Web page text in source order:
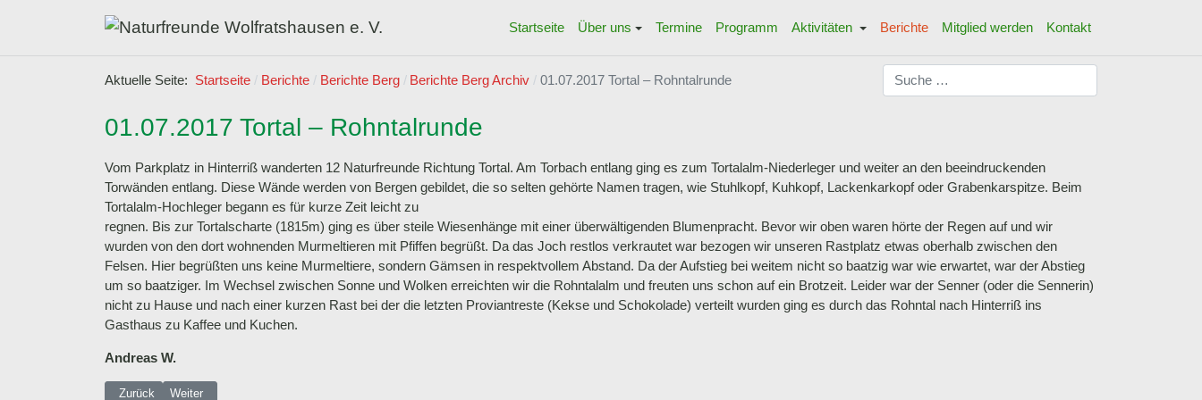
Startseite Über uns Termine Programm Aktivitäten Berichte Mitglied werden Kontakt
Aktuelle Seite: Startseite Berichte Berichte Berg Berichte Berg Archiv 01.07.2017 Tortal – Rohntalrunde Suchen
01.07.2017 Tortal – Rohntalrunde
Vom Parkplatz in Hinterriß wanderten 12 Naturfreunde Richtung Tortal. Am Torbach entlang ging es zum Tortalalm-Niederleger und weiter an den beeindruckenden
Torwänden entlang. Diese Wände werden von Bergen gebildet, die so selten gehörte Namen tragen, wie Stuhlkopf, Kuhkopf, Lackenkarkopf oder Grabenkarspitze. Beim
Tortalalm-Hochleger begann es für kurze Zeit leicht zu
regnen. Bis zur Tortalscharte (1815m) ging es über steile Wiesenhänge mit einer überwältigenden Blumenpracht. Bevor wir oben waren hörte der Regen auf und wir
wurden von den dort wohnenden Murmeltieren mit Pfiffen begrüßt. Da das Joch restlos verkrautet war bezogen wir unseren Rastplatz etwas oberhalb zwischen den
Felsen. Hier begrüßten uns keine Murmeltiere, sondern Gämsen in respektvollem Abstand. Da der Aufstieg bei weitem nicht so baatzig war wie erwartet, war der Abstieg
um so baatziger. Im Wechsel zwischen Sonne und Wolken erreichten wir die Rohntalalm und freuten uns schon auf ein Brotzeit. Leider war der Senner (oder die Sennerin)
nicht zu Hause und nach einer kurzen Rast bei der die letzten Proviantreste (Kekse und Schokolade) verteilt wurden ging es durch das Rohntal nach Hinterriß ins
Gasthaus zu Kaffee und Kuchen.
Andreas W.
Vorheriger Beitrag: 16.07.2017 Bergwanderung zur Notkarspitze, 1889m
Zurück Nächster Beitrag: 18.06.2017 Bergwanderung zum Schönjöchl, 1661 m
Weiter